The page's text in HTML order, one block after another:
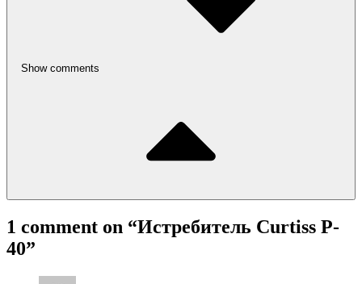
Show comments
1 comment on “Истребитель Curtiss P-
40”